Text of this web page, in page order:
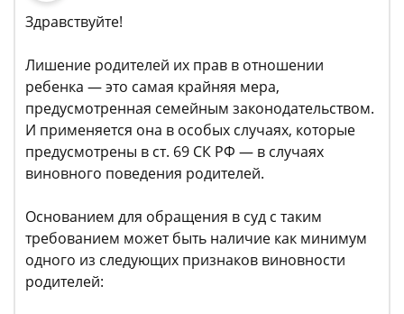
Здравствуйте!
Лишение родителей их прав в отношении
ребенка — это самая крайняя мера,
предусмотренная семейным законодательством.
И применяется она в особых случаях, которые
предусмотрены в ст. 69 СК РФ — в случаях
виновного поведения родителей.
Основанием для обращения в суд с таким
требованием может быть наличие как минимум
одного из следующих признаков виновности
родителей: